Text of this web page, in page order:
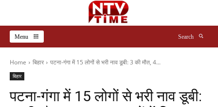
Menu Search
Home बिहार पटना-गंगा में 15 लोगों से भरी नाव डूबी: 3 की मौत, 4...
बिहार
पटना-गंगा में 15 लोगों से भरी नाव डूबी: